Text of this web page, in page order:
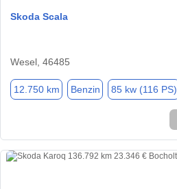
Skoda Scala
Wesel, 46485
12.750 km Benzin 85 kw (116 PS)